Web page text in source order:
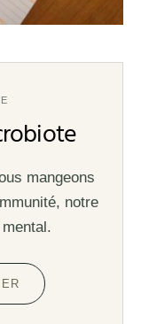
mangeons
notre